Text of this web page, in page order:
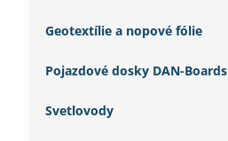
Geotextílie a nopové fólie
Pojazdové dosky DAN-Boards
Svetlovody